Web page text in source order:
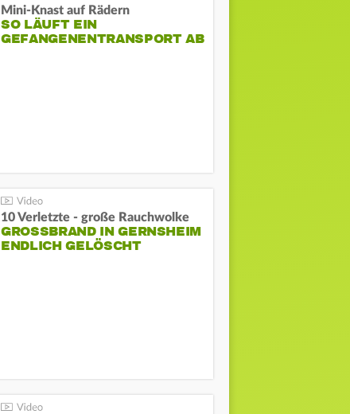
Mini-Knast auf Rädern
SO LÄUFT EIN
GEFANGENENTRANSPORT AB
10 Verletzte - große Rauchwolke
GROSSBRAND IN GERNSHEIM E
NDLICH GELÖSCHT